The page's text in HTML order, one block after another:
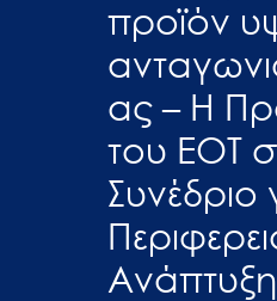
προϊόν
ας – Η
του ΕΟΤ
Συνέδριο
Ανάπτυξη